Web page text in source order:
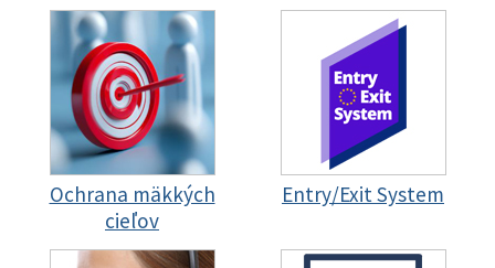
Ochrana mäkkých
cieľov
Entry/Exit System